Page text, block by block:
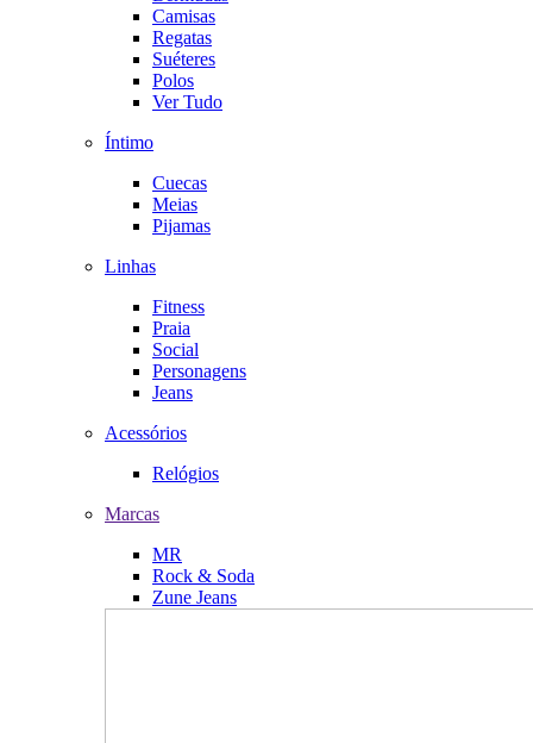
Camisas
Regatas
Suéteres
Polos
Ver Tudo
Íntimo
Cuecas
Meias
Pijamas
Linhas
Fitness
Praia
Social
Personagens
Jeans
Acessórios
Relógios
Marcas
MR
Rock & Soda
Zune Jeans